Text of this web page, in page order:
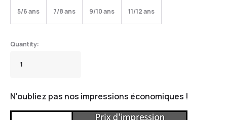
5/6 ans 7/8 ans 9/10 ans 11/12 ans
N'oubliez pas nos impressions économiques !